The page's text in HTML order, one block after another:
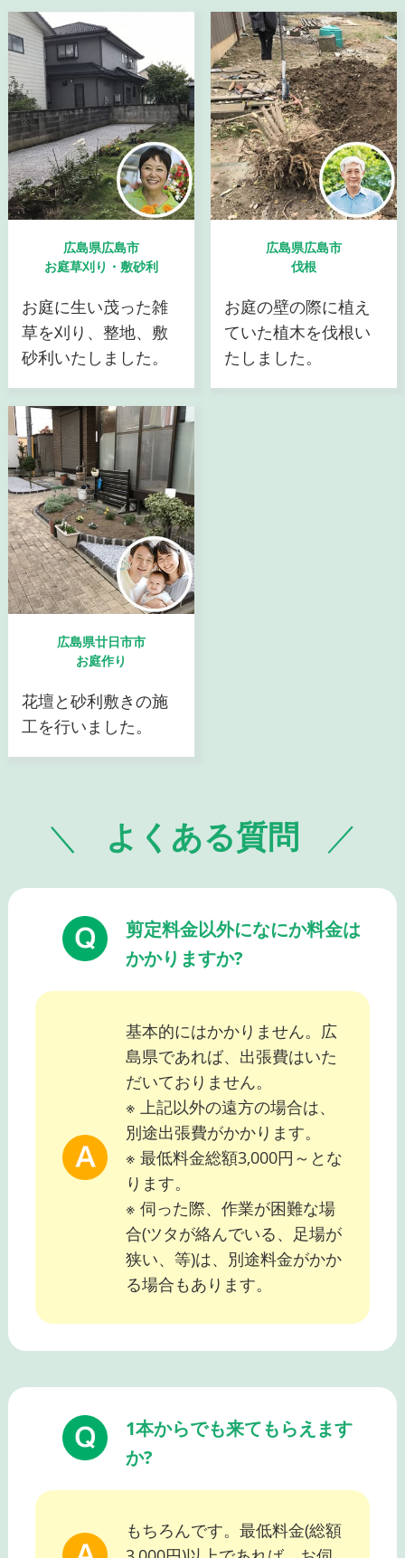
広島県広島市
お庭草刈り・敷砂利
お庭に生い茂った雑
草を刈り、整地、敷
砂利いたしました。
広島県広島市
伐根
お庭の壁の際に植え
ていた植木を伐根い
たしました。
広島県廿日市市
お庭作り
花壇と砂利敷きの施
工を行いました。
よくある質問
剪定料金以外になにか料金は
かかりますか?
基本的にはかかりません。広
島県であれば、出張費はいた
だいておりません。
※ 上記以外の遠方の場合は、
別途出張費がかかります。
※ 最低料金総額3,000円～とな
ります。
※ 伺った際、作業が困難な場
合(ツタが絡んでいる、足場が
狭い、等)は、別途料金がかか
る場合もあります。
1本からでも来てもらえます
か?
もちろんです。最低料金(総額